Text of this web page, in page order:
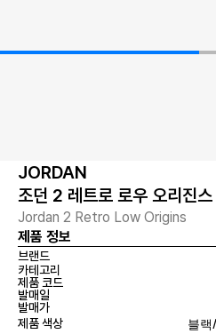
JORDAN
조던 2 레트로 로우 오리진스
Jordan 2 Retro Low Origins
제품 정보
브랜드
카테고리
제품 코드
발매일
발매가
제품 색상 블